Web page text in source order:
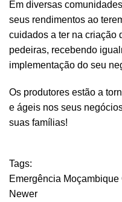
Em diversas
seus rendimentos ao
cuidados a ter na criação
pedeiras, recebendo
implementação do seu
Os produtores estão a
e ágeis nos seus
suas famílias!
Tags:
Emergência
Newer